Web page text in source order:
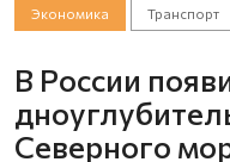
Экономика Транспорт
В России
Северного